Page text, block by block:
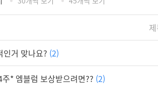
인거 맞나요? (2)
* 엠블럼 보상받으려면?? (2)